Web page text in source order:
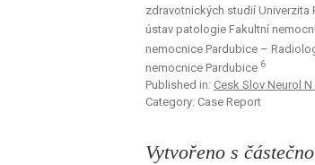
zdravotnických studií Univerzita
ústav patologie Fakultní
nemocnice Pardubice –
nemocnice Pardubice 6
Published in: Cesk Slov Neurol
Category: Case Report
Vytvořeno s